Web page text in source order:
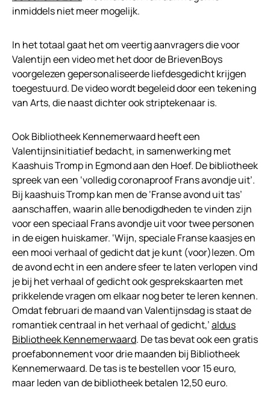
inmiddels niet meer mogelijk.
In het totaal gaat het om veertig aanvragers die voor
Valentijn een video met het door de BrievenBoys
voorgelezen gepersonaliseerde liefdesgedicht krijgen
toegestuurd. De video wordt begeleid door een tekening
van Arts, die naast dichter ook striptekenaar is.
Ook Bibliotheek Kennemerwaard heeft een
Valentijnsinitiatief bedacht, in samenwerking met
Kaashuis Tromp in Egmond aan den Hoef. De bibliotheek
spreek van een ‘volledig coronaproof Frans avondje uit’.
Bij kaashuis Tromp kan men de ‘Franse avond uit tas’
aanschaffen, waarin alle benodigdheden te vinden zijn
voor een speciaal Frans avondje uit voor twee personen
in de eigen huiskamer. ‘Wijn, speciale Franse kaasjes en
een mooi verhaal of gedicht dat je kunt (voor)lezen. Om
de avond echt in een andere sfeer te laten verlopen vind
je bij het verhaal of gedicht ook gesprekskaarten met
prikkelende vragen om elkaar nog beter te leren kennen.
Omdat februari de maand van Valentijnsdag is staat de
romantiek centraal in het verhaal of gedicht,’aldus
Bibliotheek Kennemerwaard. De tas bevat ook een gratis
proefabonnement voor drie maanden bij Bibliotheek
Kennemerwaard. De tas is te bestellen voor 15 euro,
maar leden van de bibliotheek betalen 12,50 euro.